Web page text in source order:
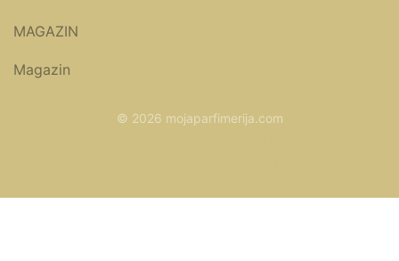
MAGAZIN
Magazin
© 2026 mojaparfimerija.com